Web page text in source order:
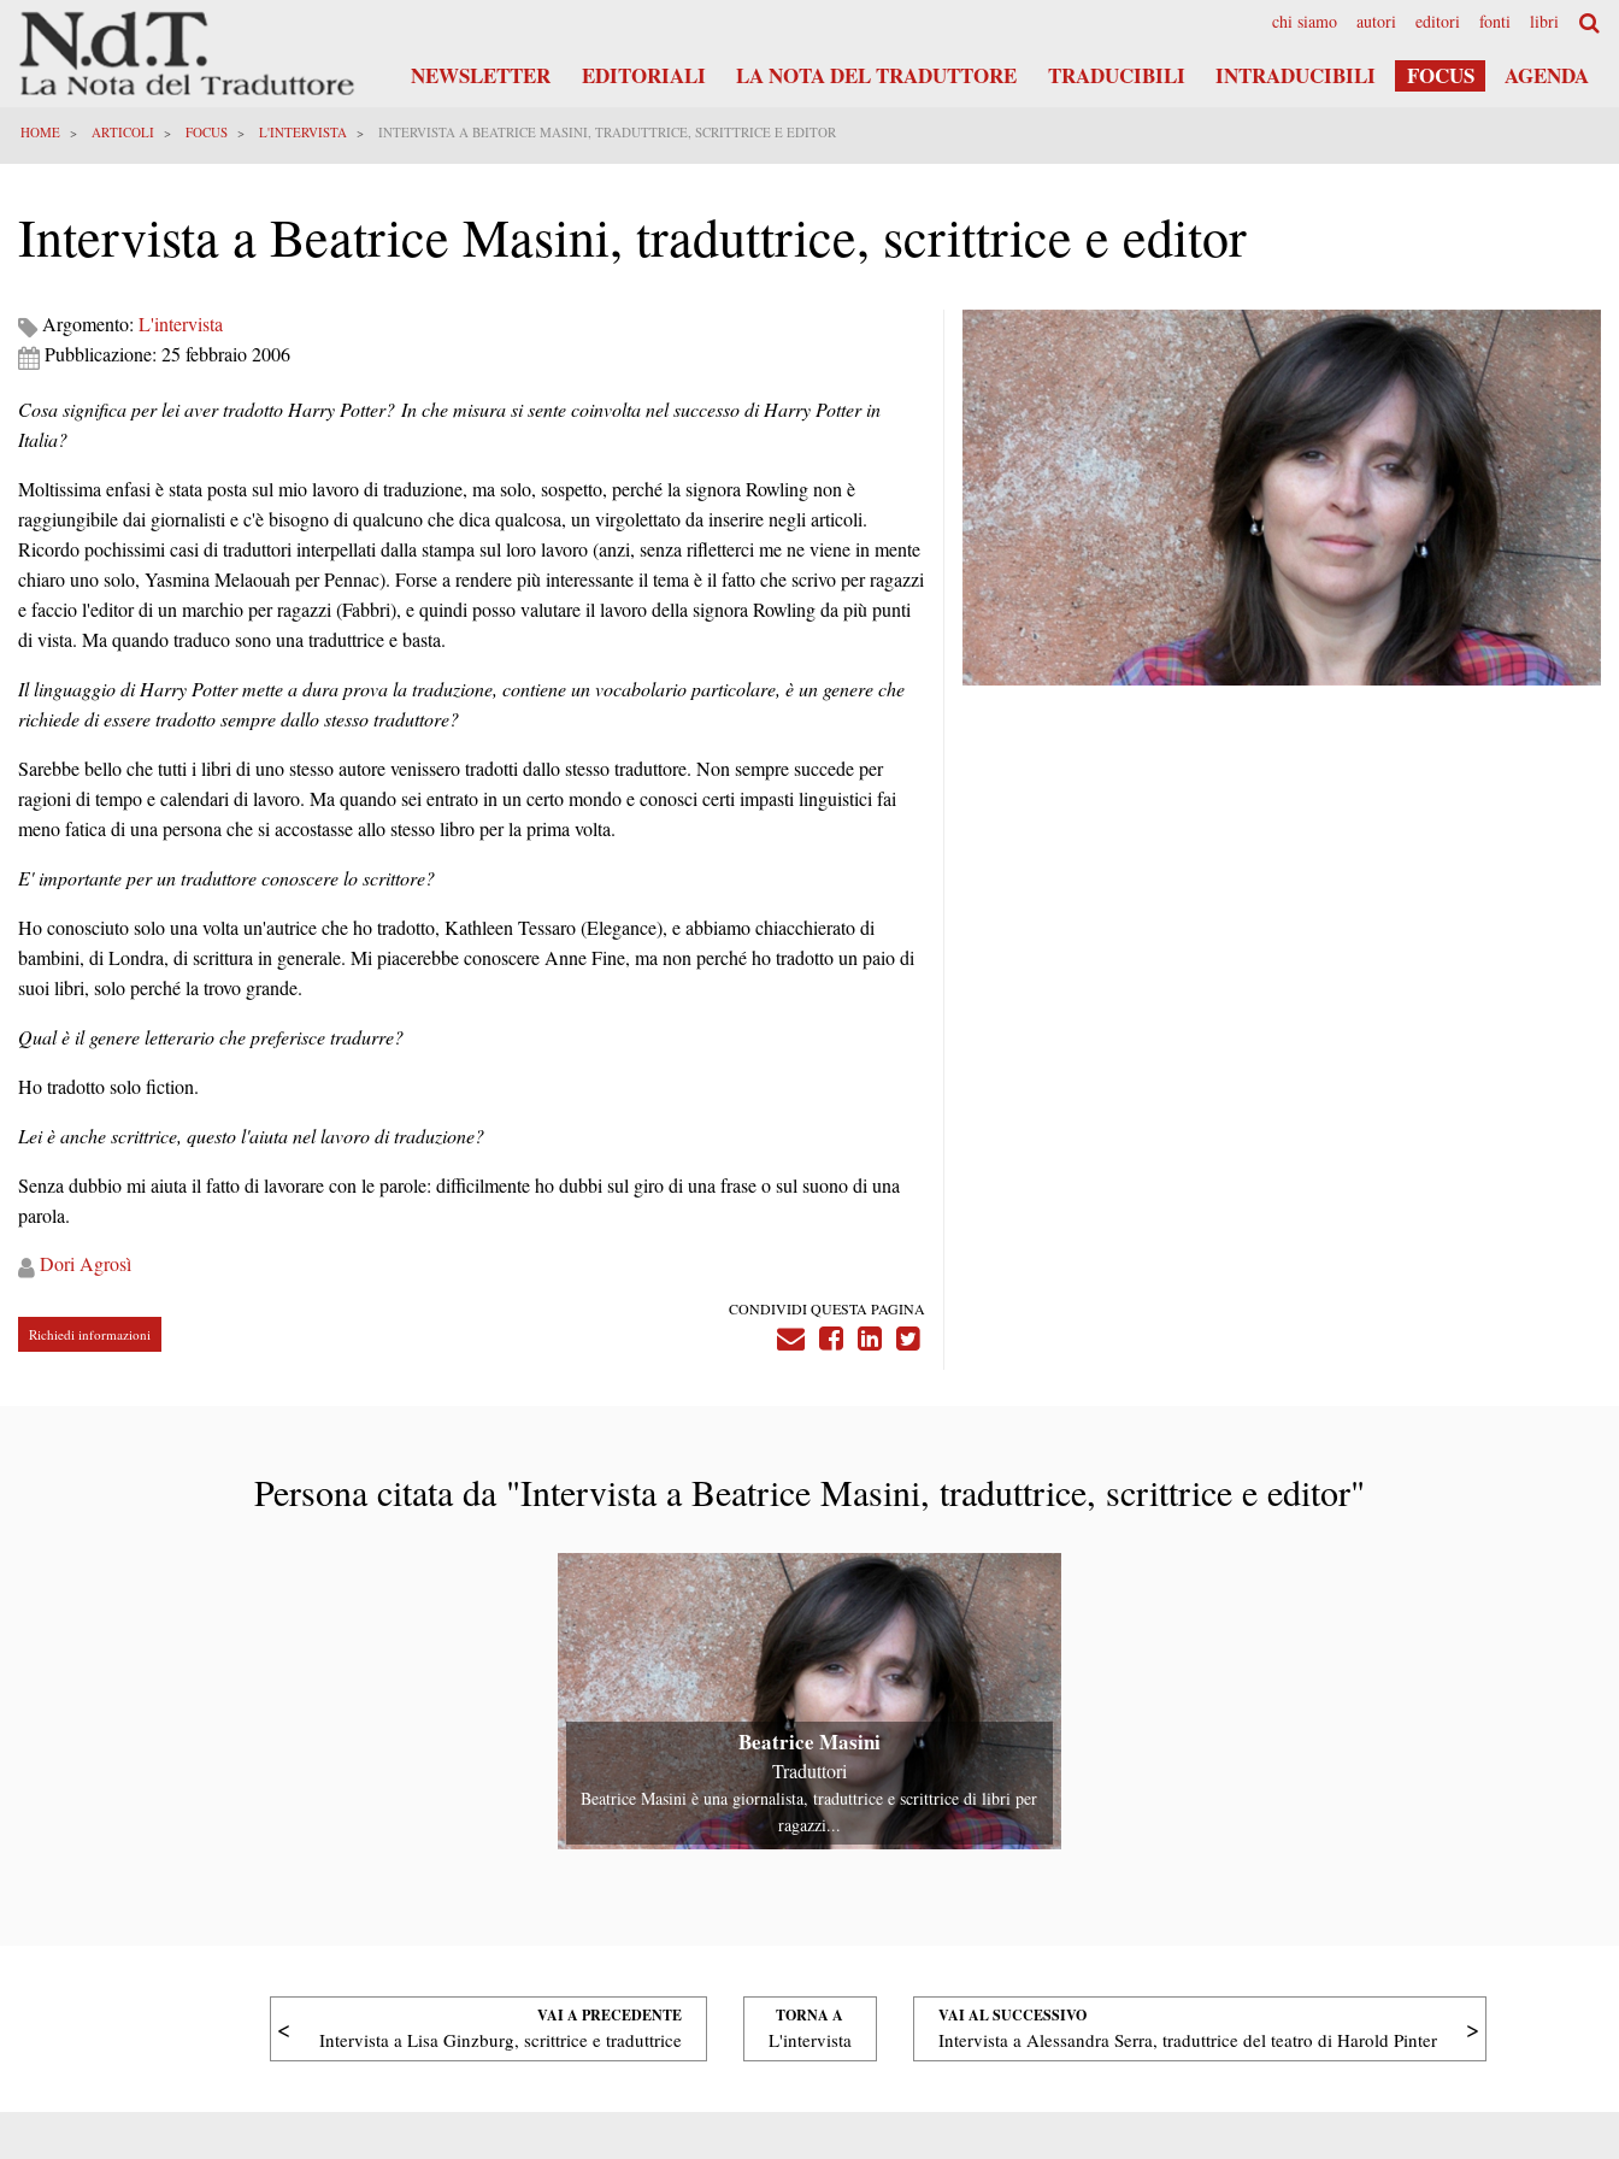
chi siamo autori editori fonti libri
NEWSLETTER EDITORIALI LA NOTA DEL TRADUTTORE TRADUCIBILI INTRADUCIBILI FOCUS AGENDA
HOME ARTICOLI FOCUS L'INTERVISTA INTERVISTA A BEATRICE MASINI, TRADUTTRICE, SCRITTRICE E EDITOR
Intervista a Beatrice Masini, traduttrice, scrittrice e editor
Argomento: L'intervista
Pubblicazione: 25 febbraio 2006
Cosa significa per lei aver tradotto Harry Potter? In che misura si sente coinvolta nel successo di Harry Potter in
Italia?
Moltissima enfasi è stata posta sul mio lavoro di traduzione, ma solo, sospetto, perché la signora Rowling non è
raggiungibile dai giornalisti e c'è bisogno di qualcuno che dica qualcosa, un virgolettato da inserire negli articoli.
Ricordo pochissimi casi di traduttori interpellati dalla stampa sul loro lavoro (anzi, senza rifletterci me ne viene in mente
chiaro uno solo, Yasmina Melaouah per Pennac). Forse a rendere più interessante il tema è il fatto che scrivo per ragazzi
e faccio l'editor di un marchio per ragazzi (Fabbri), e quindi posso valutare il lavoro della signora Rowling da più punti
di vista. Ma quando traduco sono una traduttrice e basta.
Il linguaggio di Harry Potter mette a dura prova la traduzione, contiene un vocabolario particolare, è un genere che
richiede di essere tradotto sempre dallo stesso traduttore?
Sarebbe bello che tutti i libri di uno stesso autore venissero tradotti dallo stesso traduttore. Non sempre succede per
ragioni di tempo e calendari di lavoro. Ma quando sei entrato in un certo mondo e conosci certi impasti linguistici fai
meno fatica di una persona che si accostasse allo stesso libro per la prima volta.
E' importante per un traduttore conoscere lo scrittore?
Ho conosciuto solo una volta un'autrice che ho tradotto, Kathleen Tessaro (Elegance), e abbiamo chiacchierato di
bambini, di Londra, di scrittura in generale. Mi piacerebbe conoscere Anne Fine, ma non perché ho tradotto un paio di
suoi libri, solo perché la trovo grande.
Qual è il genere letterario che preferisce tradurre?
Ho tradotto solo fiction.
Lei è anche scrittrice, questo l'aiuta nel lavoro di traduzione?
Senza dubbio mi aiuta il fatto di lavorare con le parole: difficilmente ho dubbi sul giro di una frase o sul suono di una
parola.
Dori Agrosì
Richiedi informazioni
CONDIVIDI QUESTA PAGINA
Persona citata da "Intervista a Beatrice Masini, traduttrice, scrittrice e editor"
Beatrice Masini
Traduttori
Beatrice Masini è una giornalista, traduttrice e scrittrice di libri per
ragazzi...
VAI A PRECEDENTE
Intervista a Lisa Ginzburg, scrittrice e traduttrice
TORNA A
L'intervista
VAI AL SUCCESSIVO
Intervista a Alessandra Serra, traduttrice del teatro di Harold Pinter